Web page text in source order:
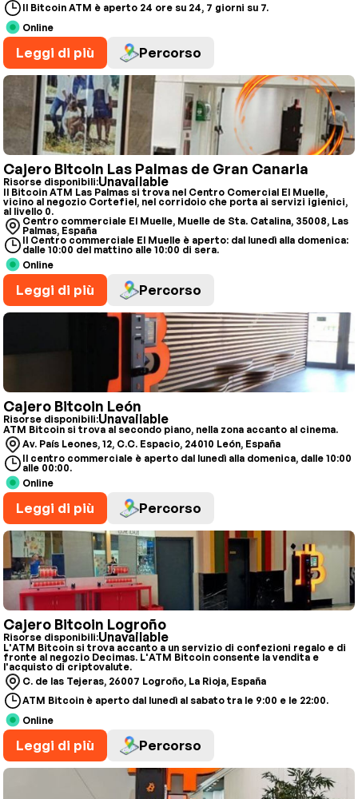
Il Bitcoin ATM è aperto 24 ore su 24, 7 giorni su 7.
Online
Leggi di più Percorso
Cajero Bitcoin Las Palmas de Gran Canaria
Risorse disponibili:Unavailable
Il Bitcoin ATM Las Palmas si trova nel Centro Comercial El Muelle,
vicino al negozio Cortefiel, nel corridoio che porta ai servizi igienici,
al livello 0.
Centro commerciale El Muelle, Muelle de Sta. Catalina, 35008, Las
Palmas, España
Il Centro commerciale El Muelle è aperto: dal lunedì alla domenica:
dalle 10:00 del mattino alle 10:00 di sera.
Online
Leggi di più Percorso
Cajero Bitcoin León
Risorse disponibili:Unavailable
ATM Bitcoin si trova al secondo piano, nella zona accanto al cinema.
Av. País Leones, 12, C.C. Espacio, 24010 León, España
Il centro commerciale è aperto dal lunedì alla domenica, dalle 10:00
alle 00:00.
Online
Leggi di più Percorso
Cajero Bitcoin Logroño
Risorse disponibili:Unavailable
L'ATM Bitcoin si trova accanto a un servizio di confezioni regalo e di
fronte al negozio Decimas. L'ATM Bitcoin consente la vendita e
l'acquisto di criptovalute.
C. de las Tejeras, 26007 Logroño, La Rioja, España
ATM Bitcoin è aperto dal lunedì al sabato tra le 9:00 e le 22:00.
Online
Leggi di più Percorso